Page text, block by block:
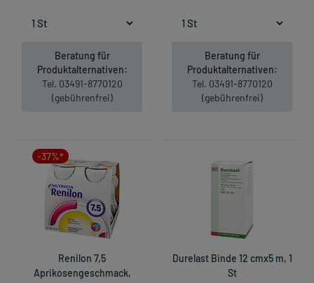
Beratung für
Produktalternativen:
Tel. 03491-8770120
(gebührenfrei)
Beratung für
Produktalternativen:
Tel. 03491-8770120
(gebührenfrei)
-37%*
Renilon 7,5
Aprikosengeschmack,
Durelast Binde 12 cmx5 m, 1
St